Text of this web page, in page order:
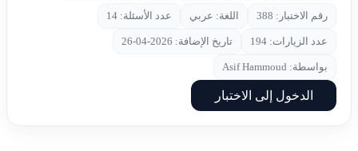
رقم الاختبار: 388 اللغة: عربي عدد الأسئلة: 14
عدد الزيارات: 194 تاريخ الإضافة: 2026-04-26
بواسطة: Asif Hammoud
الدخول إلى الاختبار